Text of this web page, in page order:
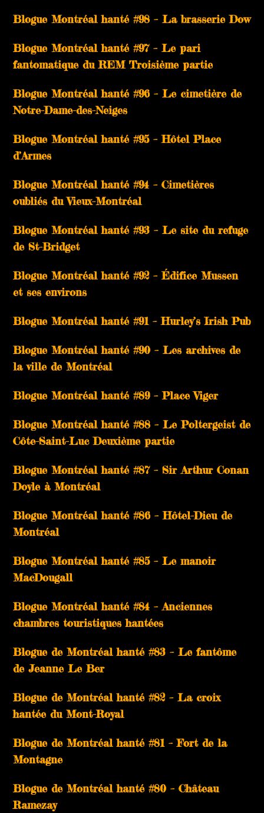
Blogue Montréal hanté #98 – La brasserie Dow
Blogue Montréal hanté #97 – Le pari
fantomatique du REM Troisième partie
Blogue Montréal hanté #96 – Le cimetière de
Notre-Dame-des-Neiges
Blogue Montréal hanté #95 – Hôtel Place
d’Armes
Blogue Montréal hanté #94 – Cimetières
oubliés du Vieux-Montréal
Blogue Montréal hanté #93 – Le site du refuge
de St-Bridget
Blogue Montréal hanté #92 – Édifice Mussen
et ses environs
Blogue Montréal hanté #91 – Hurley’s Irish Pub
Blogue Montréal hanté #90 – Les archives de
la ville de Montréal
Blogue Montréal hanté #89 – Place Viger
Blogue Montréal hanté #88 – Le Poltergeist de
Côte-Saint-Luc Deuxième partie
Blogue Montréal hanté #87 – Sir Arthur Conan
Doyle à Montréal
Blogue Montréal hanté #86 – Hôtel-Dieu de
Montréal
Blogue Montréal hanté #85 – Le manoir
MacDougall
Blogue Montréal hanté #84 – Anciennes
chambres touristiques hantées
Blogue de Montréal hanté #83 – Le fantôme
de Jeanne Le Ber
Blogue de Montréal hanté #82 – La croix
hantée du Mont-Royal
Blogue de Montréal hanté #81 – Fort de la
Montagne
Blogue de Montréal hanté #80 – Château
Ramezay